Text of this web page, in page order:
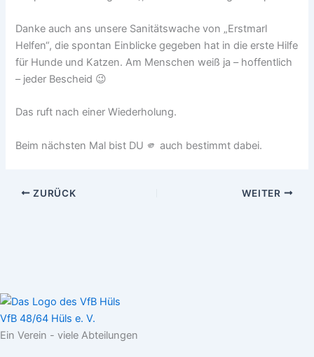
Danke auch ans unsere Sanitätswache von „Erstmarl
Helfen“, die spontan Einblicke gegeben hat in die erste Hilfe
für Hunde und Katzen. Am Menschen weiß ja – hoffentlich
– jeder Bescheid 😉
Das ruft nach einer Wiederholung.
Beim nächsten Mal bist DU 🫵 auch bestimmt dabei.
ZURÜCK WEITER
VfB 48/64 Hüls e. V.
Ein Verein - viele Abteilungen